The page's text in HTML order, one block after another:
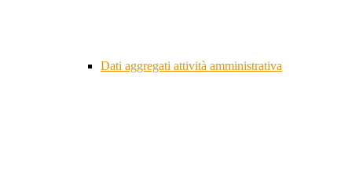
Dati aggregati attività amministrativa